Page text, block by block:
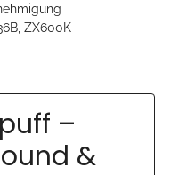
ZX600K
–
&